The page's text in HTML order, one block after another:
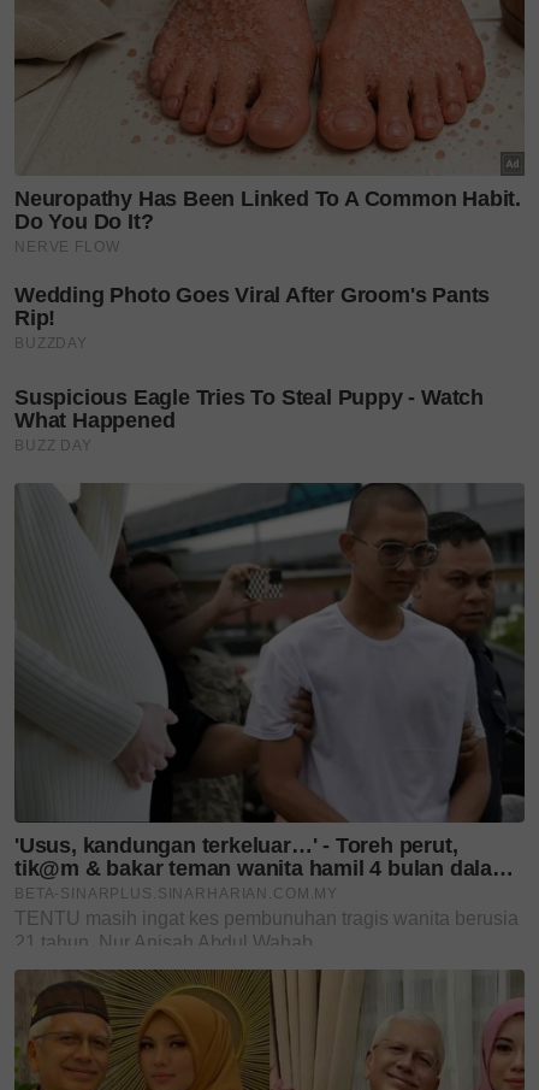
Kejayaan tersebut membuka jalan untuknya
menerima biasiswa Kijang Emas dari Bank Negara
Malaysia dan melanjutkan pelajaran ke United
Kingdom (UK).
Dr Amalina juga pernah mengharumkan nama
negara apabila disenaraikan sebagai 10 doktor pakar
pelatih surgikal terbaik di seluruh UK.
Sumber:
Instagram
Layari portalSinarPlus
Jangan lupa follow kami diFacebook,Instagram,Threads,
Twitter
YouTube& TikTok. Join grupTelegram kamiDI SINI
untuk info dan kisah penuh inspirasi
Jangan lupa dapatkan promosi istimewa
MAKANAN
KUCING TOMKRAF
yang kini sudah berada di 37
cawangan KK Super Mart terpilih di Shah Alam atau beli
secara online di platform
Shopee Karangkraf Mall sekarang
Dr Amalina PHD
Teruskan membaca